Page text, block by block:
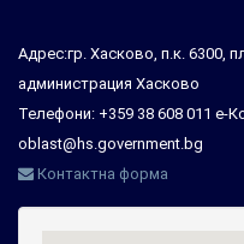
Адрес:гр. Хасково, п.к. 6300,
администрация Хасково
Телефони: +359 38 608 011 е-
oblast@hs.government.bg
Контактна форма